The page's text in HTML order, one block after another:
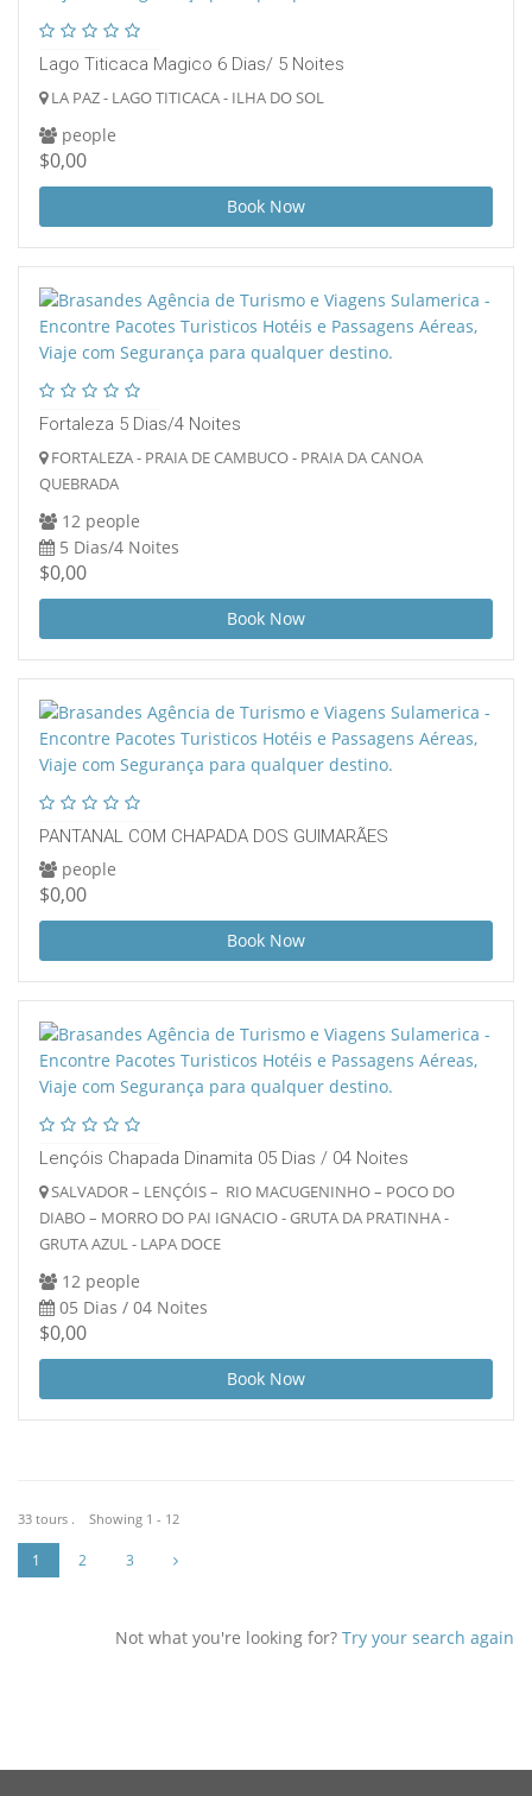
Lago Titicaca Magico 6 Dias/ 5 Noites
LA PAZ - LAGO TITICACA - ILHA DO SOL
people
$0,00
Book Now
Fortaleza 5 Dias/4 Noites
FORTALEZA - PRAIA DE CAMBUCO - PRAIA DA CANOA
QUEBRADA
12 people
5 Dias/4 Noites
$0,00
Book Now
PANTANAL COM CHAPADA DOS GUIMARÃES
people
$0,00
Book Now
Lençóis Chapada Dinamita 05 Dias / 04 Noites
SALVADOR – LENÇÓIS – RIO MACUGENINHO – POCO DO
DIABO – MORRO DO PAI IGNACIO - GRUTA DA PRATINHA -
GRUTA AZUL - LAPA DOCE
12 people
05 Dias / 04 Noites
$0,00
Book Now
33 tours . Showing 1 - 12
1 2 3
Not what you're looking for? Try your search again